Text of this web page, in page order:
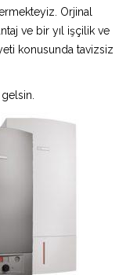
Orjinal
ve bir yıl işçilik ve
konusunda tavizsiz